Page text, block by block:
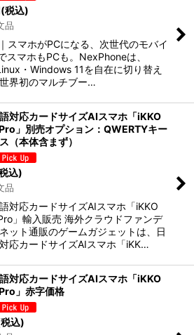
(税込)
品
スマホがPCになる、次世代のモバイ
スマホもPCも。NexPhoneは、
・Windows 11を自在に切り替え
界初のマルチブー…
対応カードサイズAIスマホ「iKKO
」別売オプション：QWERTYキー
（本体含まず）
込)
品
対応カードサイズAIスマホ「iKKO
」輸入販売 海外クラウドファンデ
ット通販のゲームガジェットは、日
応カードサイズAIスマホ「iKK…
対応カードサイズAIスマホ「iKKO
」赤字価格
込)